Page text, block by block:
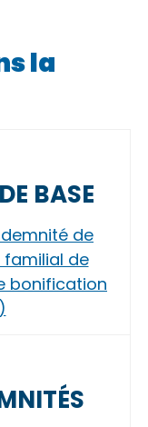
la
BASE
de
familial de
bonification